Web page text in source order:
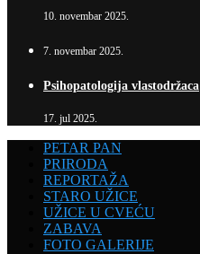
10. novembar 2025.
7. novembar 2025.
Psihopatologija vlastodržaca
17. jul 2025.
PETAR PAN
PRIRODA
REPORTAŽA
STARO UŽICE
UŽICE U CVEĆU
ZABAVA
FOTO GALERIJE